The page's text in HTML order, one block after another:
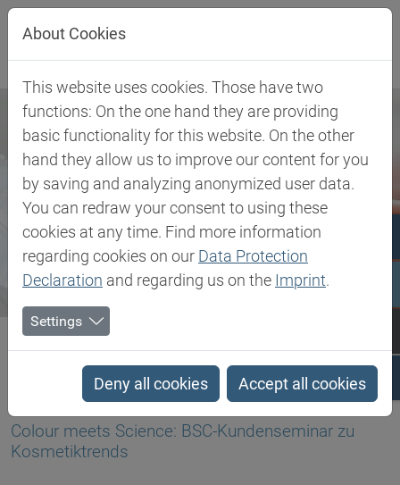
Direkt zur Hauptnavigation springen
Direkt zum Inhalt springen
Biesterfeld SE Newsroom
Colour meets Science: BSC-Kundenseminar zu Kosmetiktrends
17.04.2019
Colour meets Science: BSC-Kundenseminar zu
Kosmetiktrends
About Cookies
This website uses cookies. Those have two
functions: On the one hand they are providing
basic functionality for this website. On the other
hand they allow us to improve our content for you
by saving and analyzing anonymized user data.
You can redraw your consent to using these
cookies at any time. Find more information
regarding cookies on our Data Protection
Declaration and regarding us on the Imprint.
Settings
Deny all cookies Accept all cookies